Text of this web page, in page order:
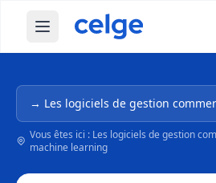
Ouvrir le menu principal
Navigation dans l'arborescence
Vous êtes ici : Les logiciels de gestion
machine learning